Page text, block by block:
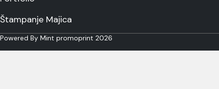
Štampanje Majica
Powered By Mint promoprint 2026